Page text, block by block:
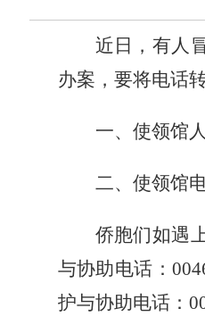
近日，有人
办案，要将电话
一、使领馆
二、使领馆
侨胞们如遇
与协助电话：
护与协助电话：